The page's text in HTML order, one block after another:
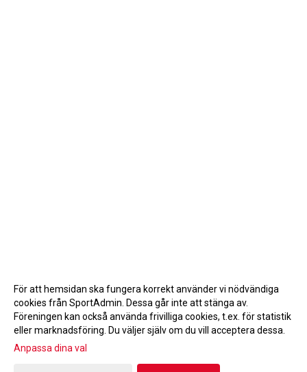
Gå till Webbversion
För att hemsidan ska fungera korrekt använder vi nödvändiga
cookies från SportAdmin. Dessa går inte att stänga av.
Föreningen kan också använda frivilliga cookies, t.ex. för statistik
eller marknadsföring. Du väljer själv om du vill acceptera dessa.
Anpassa dina val